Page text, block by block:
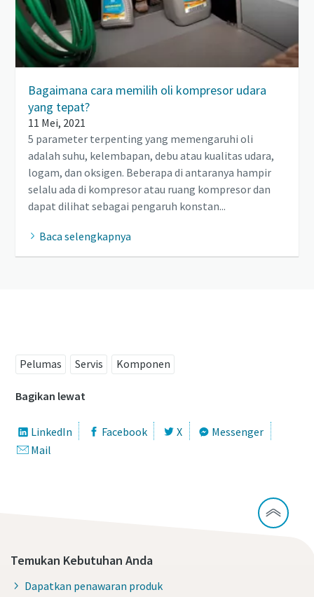
Bagaimana cara memilih oli kompresor udara
yang tepat?
11 Mei, 2021
5 parameter terpenting yang memengaruhi oli
adalah suhu, kelembapan, debu atau kualitas udara,
logam, dan oksigen. Beberapa di antaranya hampir
selalu ada di kompresor atau ruang kompresor dan
dapat dilihat sebagai pengaruh konstan...
Baca selengkapnya
Pelumas Servis Komponen
Bagikan lewat
LinkedIn Facebook X
Messenger
Mail
Temukan Kebutuhan Anda
Dapatkan penawaran produk